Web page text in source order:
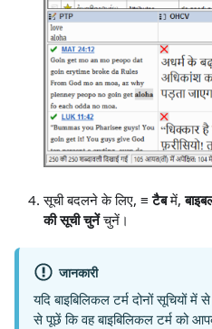
सूची बदलने के लिए, ≡ टैबमें,
की सूची चुनेंचुनें।
जानकारी
यदि बाइबिलिकल टर्म दोनों सूचियों
से पूछें कि वह बाइबिलिकल टर्म को